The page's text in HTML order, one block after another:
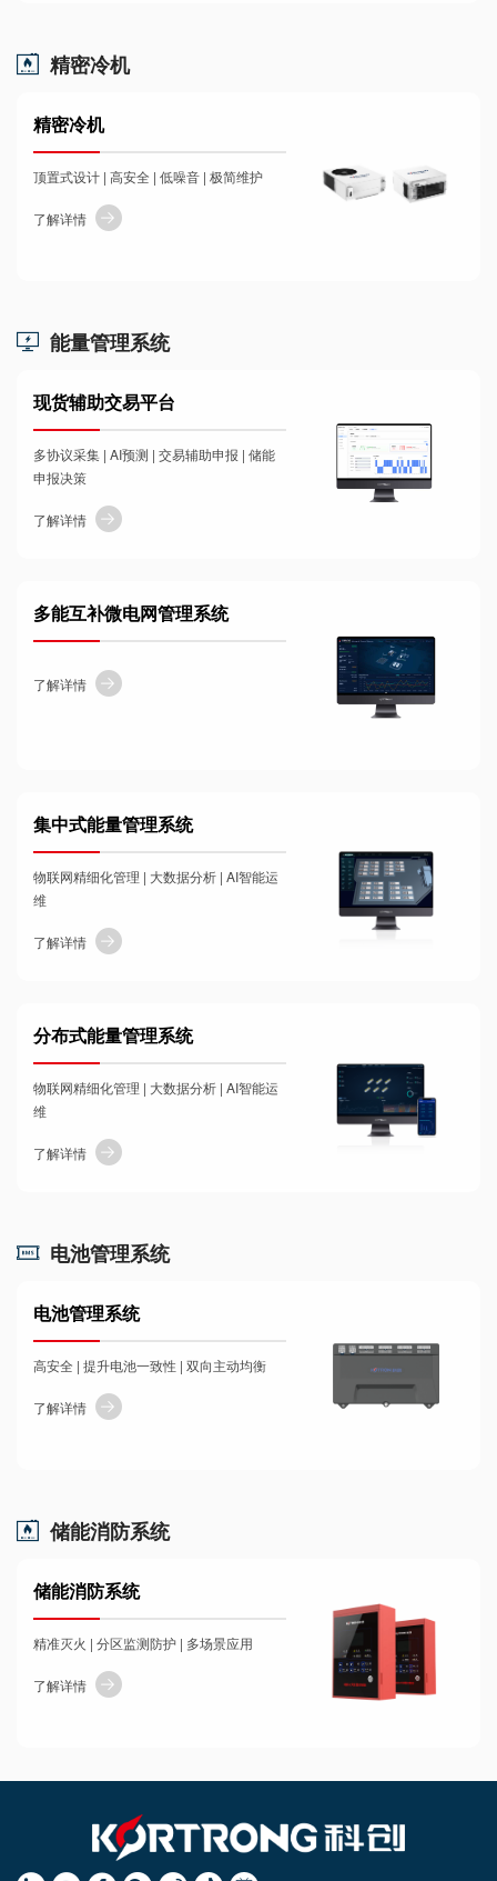
精密冷机
精密冷机
顶置式设计 | 高安全 | 低噪音 | 极简维护
了解详情
能量管理系统
现货辅助交易平台
多协议采集 | AI预测 | 交易辅助申报 | 储能
申报决策
了解详情
多能互补微电网管理系统
了解详情
集中式能量管理系统
物联网精细化管理 | 大数据分析 | AI智能运
维
了解详情
分布式能量管理系统
物联网精细化管理 | 大数据分析 | AI智能运
维
了解详情
电池管理系统
电池管理系统
高安全 | 提升电池一致性 | 双向主动均衡
了解详情
储能消防系统
储能消防系统
精准灭火 | 分区监测防护 | 多场景应用
了解详情